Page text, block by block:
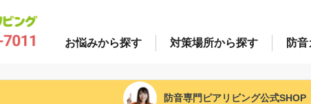
お悩みから探す 対策場所から探す 防音
防音専門ピアリビング公式SHOP